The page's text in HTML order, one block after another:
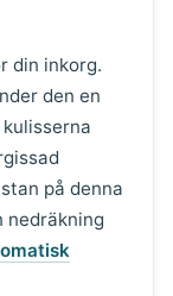
din inkorg.
den en
på denna
nedräkning